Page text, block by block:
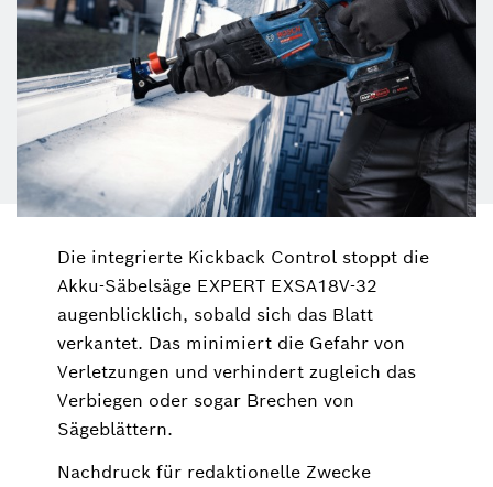
Die integrierte Kickback Control stoppt die
Akku-Säbelsäge EXPERT EXSA18V-32
augenblicklich, sobald sich das Blatt
verkantet. Das minimiert die Gefahr von
Verletzungen und verhindert zugleich das
Verbiegen oder sogar Brechen von
Sägeblättern.
Nachdruck für redaktionelle Zwecke